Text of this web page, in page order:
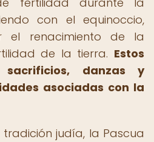
con el equinoccio,
el renacimiento de la
de la tierra. Estos
danzas y
asociadas con la
judía, la Pascua